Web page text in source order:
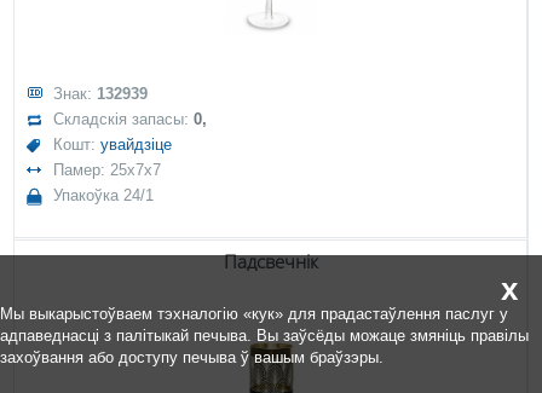
Знак: 132939
Складскія запасы:0,
Кошт:увайдзіце
Памер: 25x7x7
Упакоўка 24/1
Падсвечнік
x
Мы выкарыстоўваем тэхналогію «кук» для прадастаўлення паслуг у
адпаведнасці з палітыкай печыва. Вы заўсёды можаце змяніць правілы
захоўвання або доступу печыва ў вашым браўзэры.